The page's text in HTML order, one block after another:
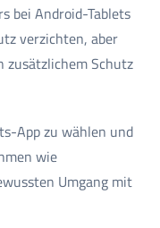
bei Android-Tablets
verzichten, aber
zusätzlichem Schutz
App zu wählen und
wie
Umgang mit